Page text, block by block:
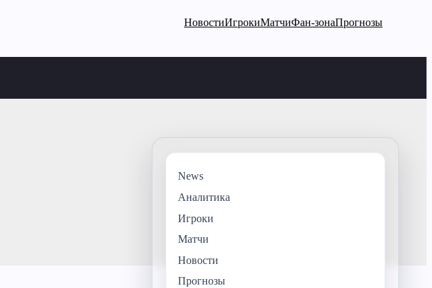
НовостиИгрокиМатчиФан-зонаПрогнозы
News
Аналитика
Игроки
Матчи
Новости
Прогнозы